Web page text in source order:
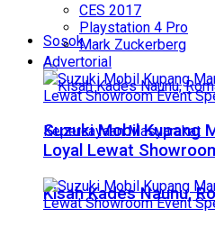
Sosok
Kisah Kades Naunu,
CES 2017
Playstation 4 Pro
Mark Zuckerberg
Advertorial
Suzuki Mobil Kupang
Loyal Lewat